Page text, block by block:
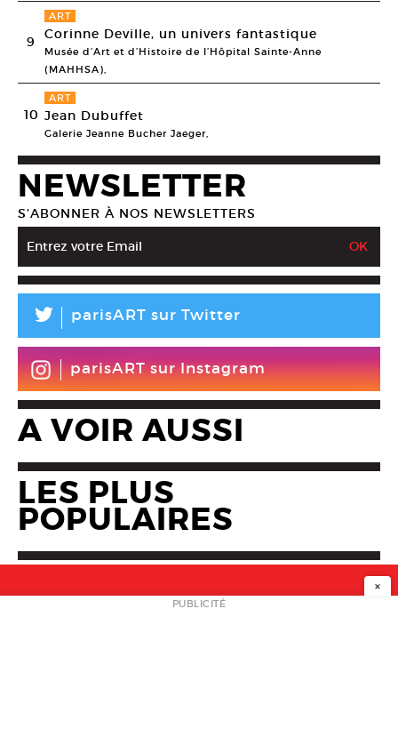
9
ART
Corinne Deville, un univers fantastique
Musée d’Art et d’Histoire de l’Hôpital Sainte-Anne
(MAHHSA),
10
ART
Jean Dubuffet
Galerie Jeanne Bucher Jaeger,
NEWSLETTER
S’ABONNER À NOS NEWSLETTERS
L parisART sur Twitter
parisART sur Instagram
A VOIR AUSSI
LES PLUS
POPULAIRES
NEWSLETTER
×
PUBLICITÉ